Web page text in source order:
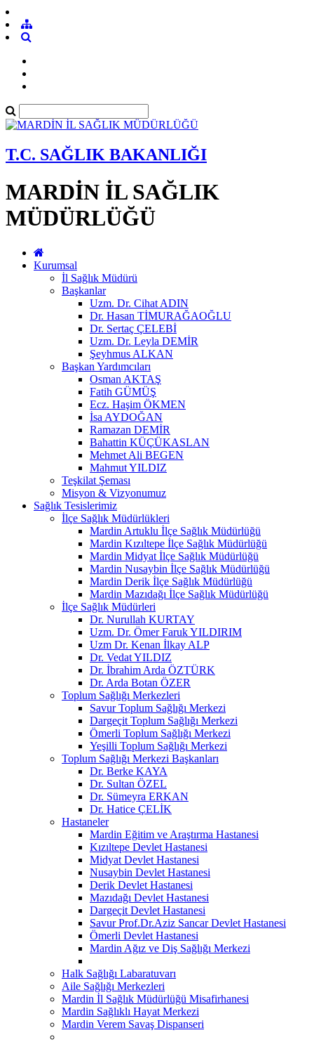
T.C. SAĞLIK BAKANLIĞI
MARDİN İL SAĞLIK
MÜDÜRLÜĞÜ
Kurumsal
İl Sağlık Müdürü
Başkanlar
Uzm. Dr. Cihat ADIN
Dr. Hasan TİMURAĞAOĞLU
Dr. Sertaç ÇELEBİ
Uzm. Dr. Leyla DEMİR
Şeyhmus ALKAN
Başkan Yardımcıları
Osman AKTAŞ
Fatih GÜMÜŞ
Ecz. Haşim ÖKMEN
İsa AYDOĞAN
Ramazan DEMİR
Bahattin KÜÇÜKASLAN
Mehmet Ali BEGEN
Mahmut YILDIZ
Teşkilat Şeması
Misyon & Vizyonumuz
Sağlık Tesislerimiz
İlçe Sağlık Müdürlükleri
Mardin Artuklu İlçe Sağlık Müdürlüğü
Mardin Kızıltepe İlçe Sağlık Müdürlüğü
Mardin Midyat İlçe Sağlık Müdürlüğü
Mardin Nusaybin İlçe Sağlık Müdürlüğü
Mardin Derik İlçe Sağlık Müdürlüğü
Mardin Mazıdağı İlçe Sağlık Müdürlüğü
İlçe Sağlık Müdürleri
Dr. Nurullah KURTAY
Uzm. Dr. Ömer Faruk YILDIRIM
Uzm Dr. Kenan İlkay ALP
Dr. Vedat YILDIZ
Dr. İbrahim Arda ÖZTÜRK
Dr. Arda Botan ÖZER
Toplum Sağlığı Merkezleri
Savur Toplum Sağlığı Merkezi
Dargeçit Toplum Sağlığı Merkezi
Ömerli Toplum Sağlığı Merkezi
Yeşilli Toplum Sağlığı Merkezi
Toplum Sağlığı Merkezi Başkanları
Dr. Berke KAYA
Dr. Sultan ÖZEL
Dr. Sümeyra ERKAN
Dr. Hatice ÇELİK
Hastaneler
Mardin Eğitim ve Araştırma Hastanesi
Kızıltepe Devlet Hastanesi
Midyat Devlet Hastanesi
Nusaybin Devlet Hastanesi
Derik Devlet Hastanesi
Mazıdağı Devlet Hastanesi
Dargeçit Devlet Hastanesi
Savur Prof.Dr.Aziz Sancar Devlet Hastanesi
Ömerli Devlet Hastanesi
Mardin Ağız ve Diş Sağlığı Merkezi
Halk Sağlığı Labaratuvarı
Aile Sağlığı Merkezleri
Mardin İl Sağlık Müdürlüğü Misafirhanesi
Mardin Sağlıklı Hayat Merkezi
Mardin Verem Savaş Dispanseri